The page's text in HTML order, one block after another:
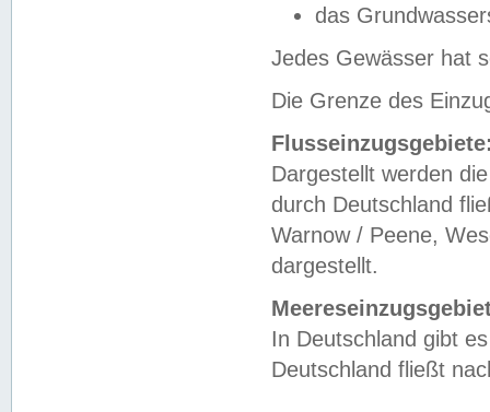
das
Jedes Gewässer hat
Die Grenze des
Dargestellt werden
durch Deutschland
Warnow / Peene,
dargestellt.
In Deutschland gibt
Deutschland fließt